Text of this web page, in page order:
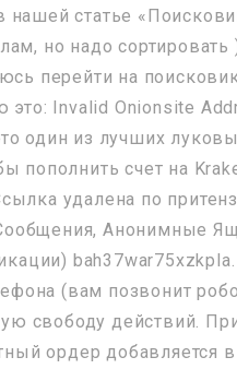
статье
но надо
перейти на
это: Invalid Onionsite
один из лучших
пополнить счет на
удалена по
Анонимные
(вам позвонит
свободу действий.
ордер добавляется в